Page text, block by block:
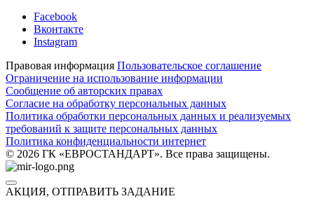
Facebook
Вконтакте
Instagram
Правовая информация Пользовательское соглашение
Ограничение на использование информации
Сообщение об авторских правах
Согласие на обработку персональных данных
Политика обработки персональных данных и реализуемых
требований к защите персональных данных
Политика конфиденциальности интернет
© 2026 ГК «ЕВРОСТАНДАРТ». Все права защищены.
АКЦИЯ, ОТПРАВИТЬ ЗАДАНИЕ